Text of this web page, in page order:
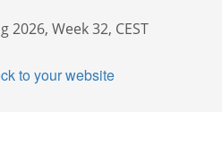
2026, Week 32, CEST
to your website